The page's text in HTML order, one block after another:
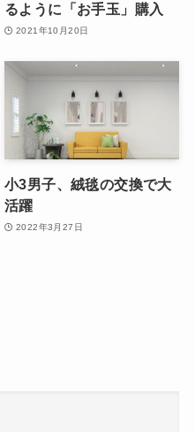
るように「お手玉」購入
2021年10月20日
小3男子、絨毯の交換で大
活躍
2022年3月27日